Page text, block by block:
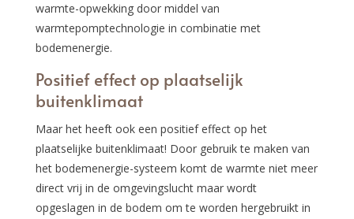
warmte-opwekking door middel van
warmtepomptechnologie in combinatie met
bodemenergie.
Positief effect op plaatselijk
buitenklimaat
Maar het heeft ook een positief effect op het
plaatselijke buitenklimaat! Door gebruik te maken van
het bodemenergie-systeem komt de warmte niet meer
direct vrij in de omgevingslucht maar wordt
opgeslagen in de bodem om te worden hergebruikt in